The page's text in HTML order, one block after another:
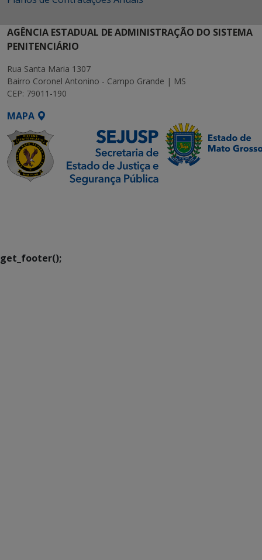
AGÊNCIA ESTADUAL DE ADMINISTRAÇÃO DO SISTEMA
PENITENCIÁRIO
Rua Santa Maria 1307
Bairro Coronel Antonino - Campo Grande | MS
CEP: 79011-190
MAPA
get_footer();